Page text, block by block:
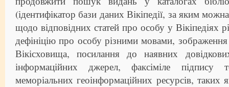
(ідентифікатор бази даних Вікіпедії, за яким
щодо відповідних статей про особу у Вікіпедіях
дефініцію про особу різними мовами, зображення
Вікісховища, посилання до наявних
інформаційних джерел, факсіміле підпису
меморіальних геоінформаційних ресурсів, таких